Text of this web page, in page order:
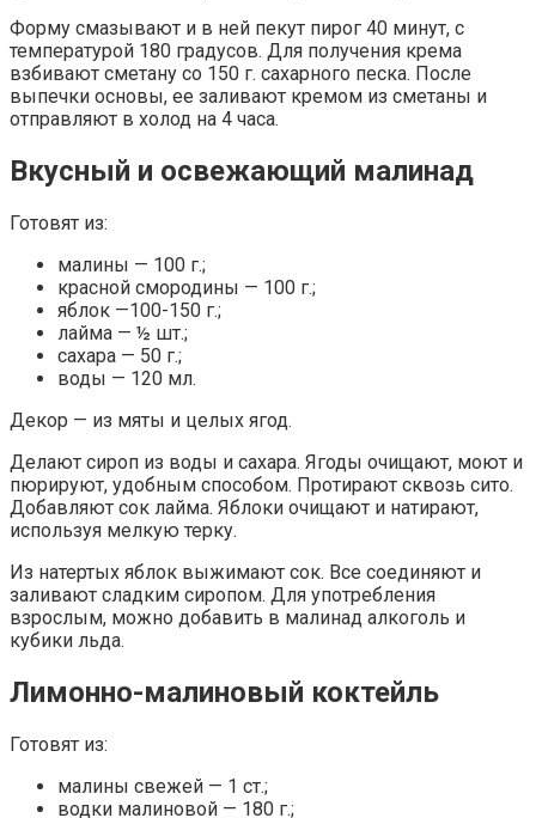
Форму смазывают и в ней пекут пирог 40 минут, с
температурой 180 градусов. Для получения крема
взбивают сметану со 150 г. сахарного песка. После
выпечки основы, ее заливают кремом из сметаны и
отправляют в холод на 4 часа.
Вкусный и освежающий малинад
Готовят из:
малины — 100 г.;
красной смородины — 100 г.;
яблок —100-150 г.;
лайма — ½ шт.;
сахара — 50 г.;
воды — 120 мл.
Декор — из мяты и целых ягод.
Делают сироп из воды и сахара. Ягоды очищают, моют и
пюрируют, удобным способом. Протирают сквозь сито.
Добавляют сок лайма. Яблоки очищают и натирают,
используя мелкую терку.
Из натертых яблок выжимают сок. Все соединяют и
заливают сладким сиропом. Для употребления
взрослым, можно добавить в малинад алкоголь и
кубики льда.
Лимонно-малиновый коктейль
Готовят из:
малины свежей — 1 ст.;
водки малиновой — 180 г.;